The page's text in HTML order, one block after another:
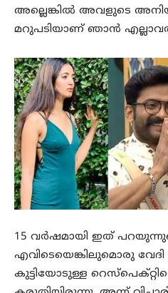
അല്ലെങ്കിൽ അവളുടെ
മറുപടിയാണ് ഞാൻ
15 വർഷമായി ഇത്
എവിടെയെങ്കിലുമൊരു
കുട്ടിയോടുള്ള